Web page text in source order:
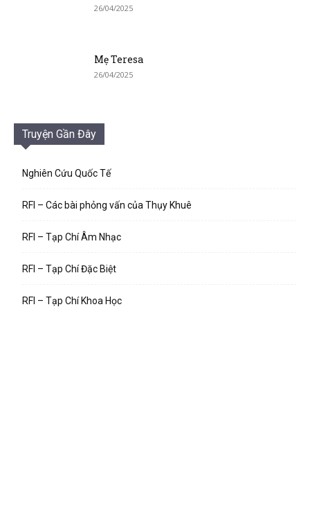
26/04/2025
Mẹ Teresa
26/04/2025
Truyện Gần Đây
Nghiên Cứu Quốc Tế
RFI – Các bài phỏng vấn của Thụy Khuê
RFI – Tạp Chí Âm Nhạc
RFI – Tạp Chí Đặc Biệt
RFI – Tạp Chí Khoa Học